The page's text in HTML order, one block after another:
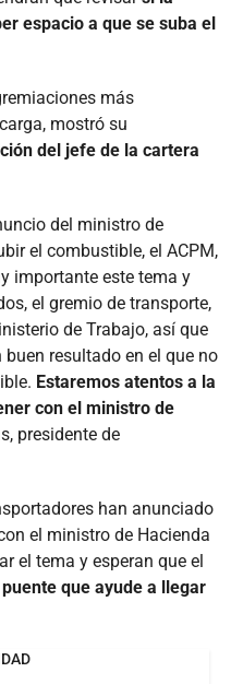
espacio a que se suba el
más
mostró su
del jefe de la cartera
del ministro de
el combustible, el ACPM,
importante este tema y
el gremio de transporte,
de Trabajo, así que
resultado en el que no
Estaremos atentos a la
con el ministro de
presidente de
han anunciado
el ministro de Hacienda
el tema y esperan que el
que ayude a llegar